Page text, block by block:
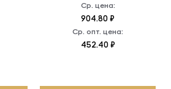
Ср. цена:
904.80 ₽
Ср. опт. цена:
452.40 ₽